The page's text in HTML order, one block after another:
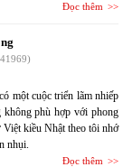
Đọc thêm
một cuộc triển lãm nhiếp
không phù hợp với phong
Việt kiều Nhật theo tôi nhớ
nhụi.
Đọc thêm